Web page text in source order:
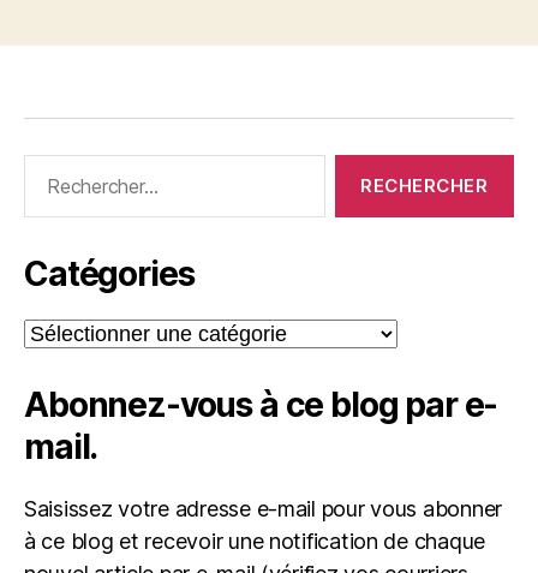
Catégories
Catégories
Abonnez-vous à ce blog par e-
mail.
Saisissez votre adresse e-mail pour vous abonner
à ce blog et recevoir une notification de chaque